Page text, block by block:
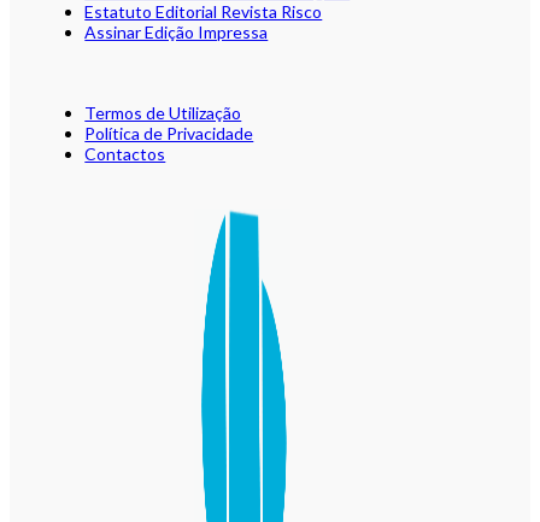
Estatuto Editorial Revista Risco
Assinar Edição Impressa
Termos de Utilização
Política de Privacidade
Contactos